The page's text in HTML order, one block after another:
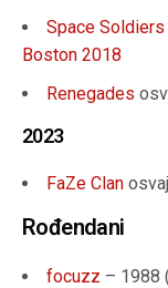
Space Soldiers
Boston 2018
Renegades
2023
FaZe Clan
Rođendani
focuzz – 1988